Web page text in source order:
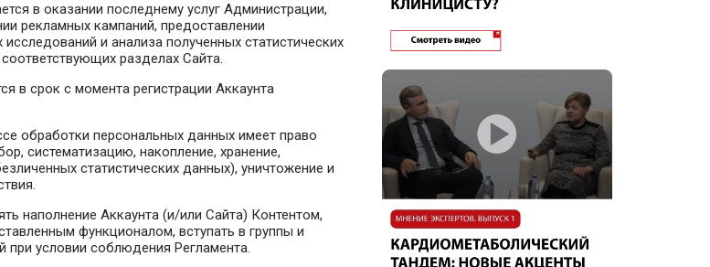
в оказании последнему услуг Администрации,
рекламных кампаний, предоставлении
и анализа полученных статистических
разделах Сайта.
в срок с момента регистрации Аккаунта
обработки персональных данных имеет право
систематизацию, накопление, хранение,
статистических данных), уничтожение и
наполнение Аккаунта (и/или Сайта) Контентом,
функционалом, вступать в группы и
условии соблюдения Регламента.